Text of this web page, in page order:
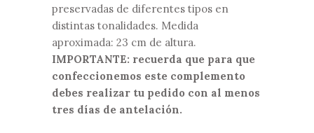
preservadas de diferentes tipos en
distintas tonalidades. Medida
aproximada: 23 cm de altura.
IMPORTANTE: recuerda que para que
confeccionemos este complemento
debes realizar tu pedido con al menos
tres días de antelación.